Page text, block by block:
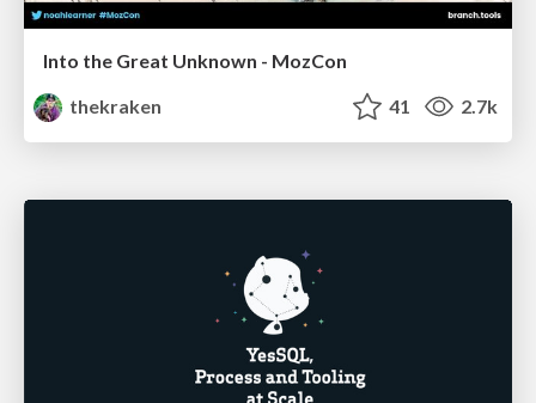
Into the Great Unknown - MozCon
thekraken
41 2.7k